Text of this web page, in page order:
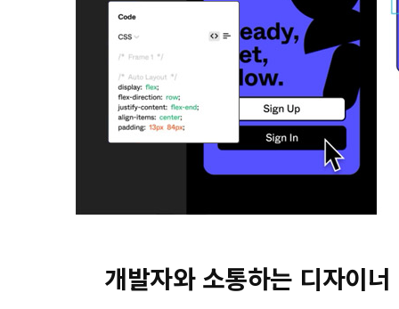
개발자와 소통하는 디자이너